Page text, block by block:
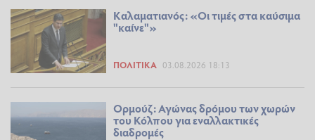
Καλαματιανός: «Οι τιμές στα καύσιμα
"καίνε"»
ΠΟΛΙΤΙΚΆ 03.08.2026 18:13
Ορμούζ: Αγώνας δρόμου των χωρών
του Κόλπου για εναλλακτικές
διαδρομές